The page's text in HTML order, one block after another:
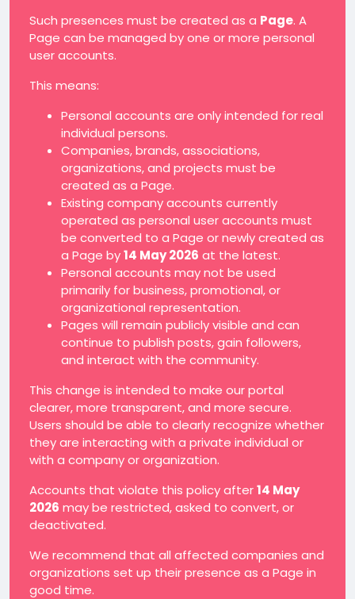
Such presences must be created as a Page. A
Page can be managed by one or more personal
user accounts.
This means:
Personal accounts are only intended for real
individual persons.
Companies, brands, associations,
organizations, and projects must be
created as a Page.
Existing company accounts currently
operated as personal user accounts must
be converted to a Page or newly created as
a Page by14 May 2026 at the latest.
Personal accounts may not be used
primarily for business, promotional, or
organizational representation.
Pages will remain publicly visible and can
continue to publish posts, gain followers,
and interact with the community.
This change is intended to make our portal
clearer, more transparent, and more secure.
Users should be able to clearly recognize whether
they are interacting with a private individual or
with a company or organization.
Accounts that violate this policy after14 May
2026 may be restricted, asked to convert, or
deactivated.
We recommend that all affected companies and
organizations set up their presence as a Page in
good time.